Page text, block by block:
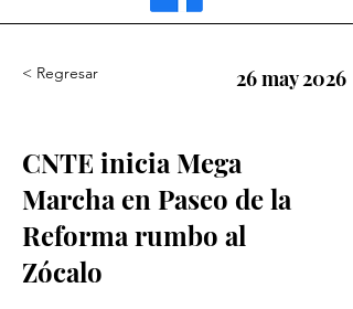
< Regresar 26 may 2026
CNTE inicia Mega
Marcha en Paseo de la
Reforma rumbo al
Zócalo